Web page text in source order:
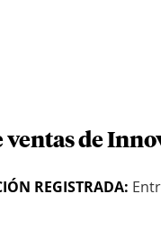
de
REGISTRADA: